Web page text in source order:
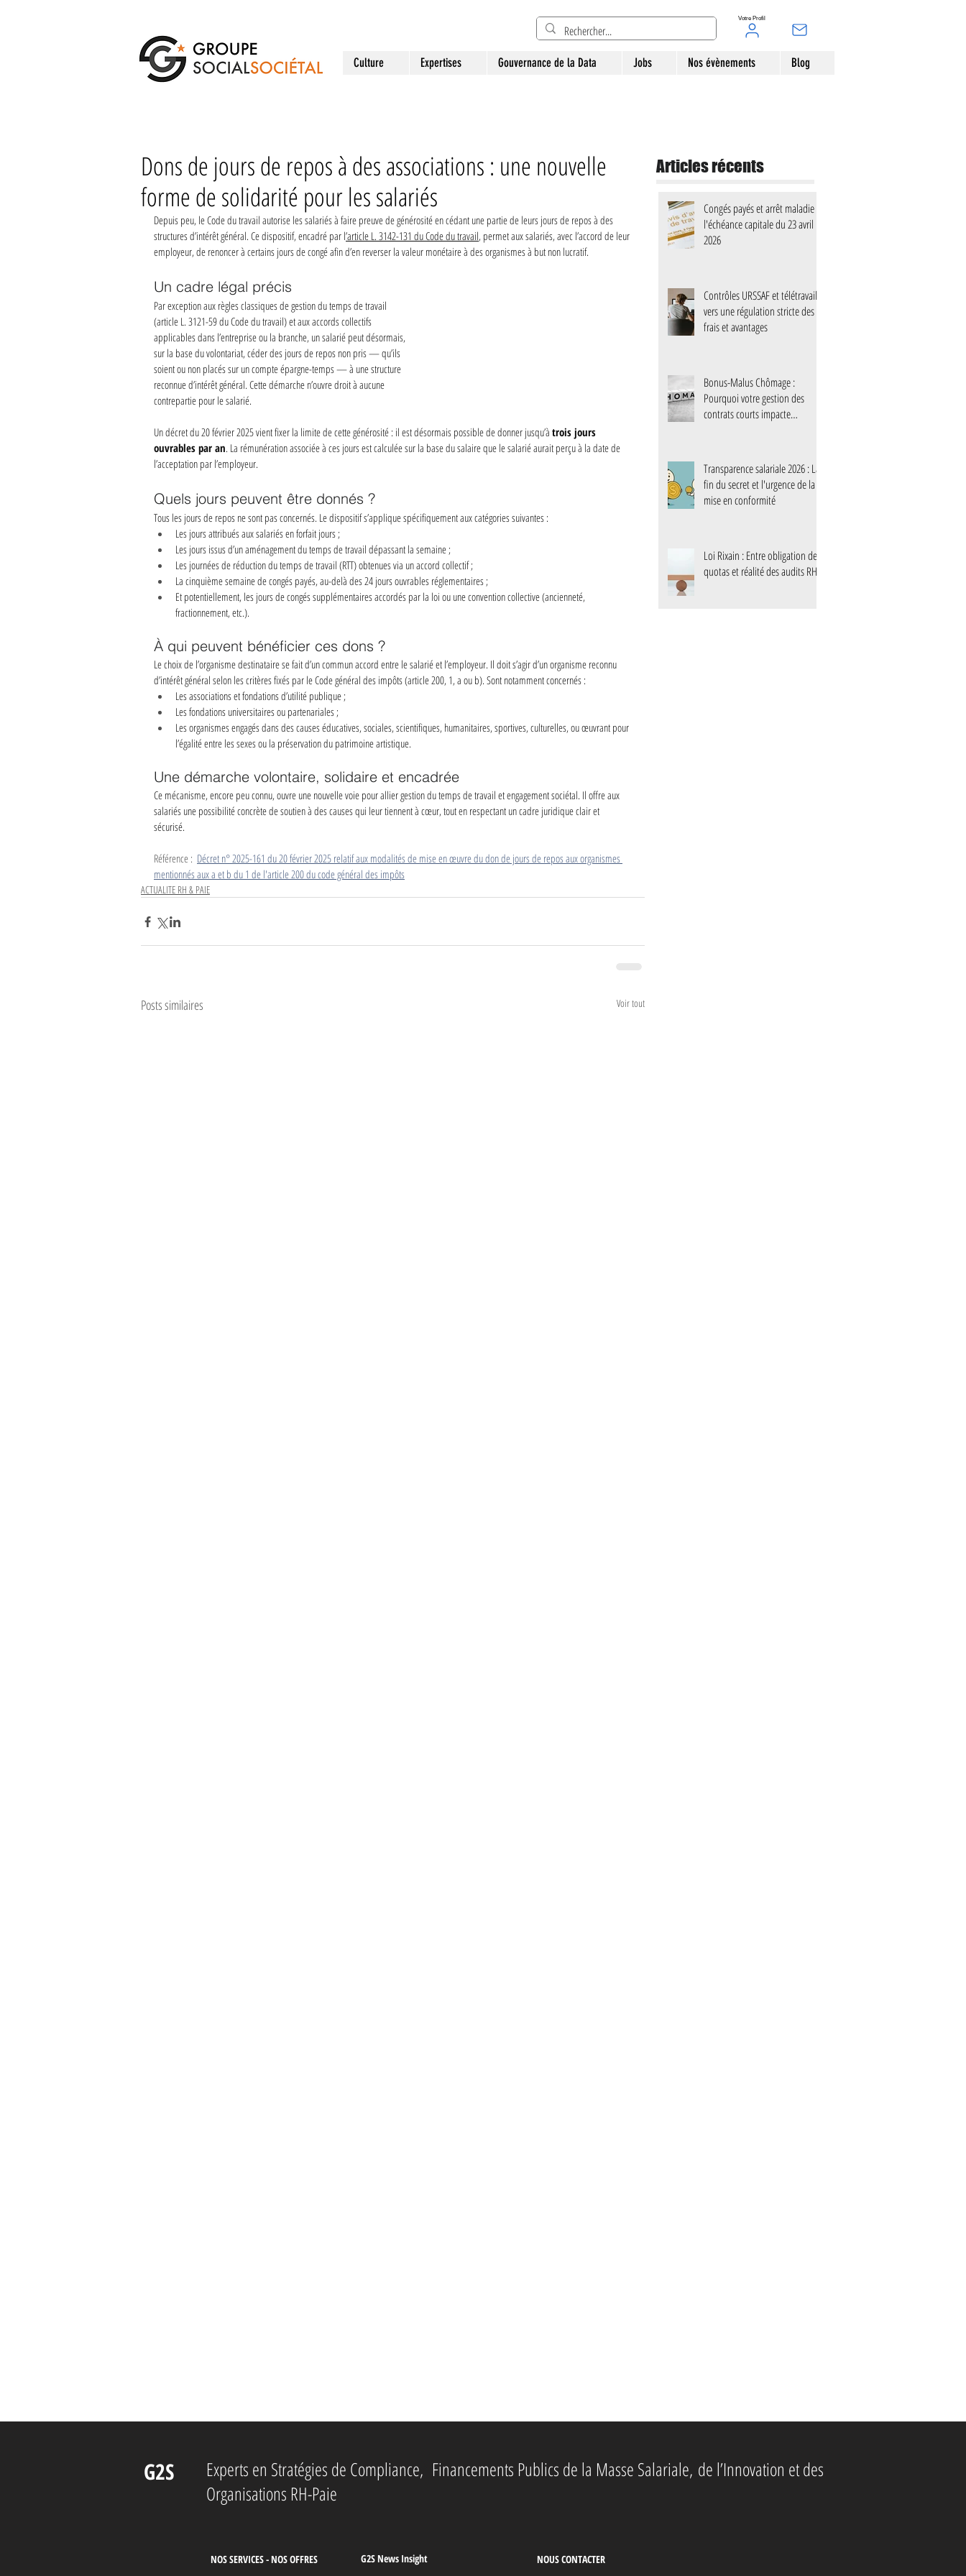
Culture Expertises Gouvernance de la Data Jobs Nos évènements Blog
Votre Profil
Dons de jours de repos à des associations : une nouvelle
forme de solidarité pour les salariés
Depuis peu, le Code du travail autorise les salariés à faire preuve de générosité en cédant une partie de leurs jours de repos à des
structures d’intérêt général. Ce dispositif, encadré par l’article L. 3142-131 du Code du travail, permet aux salariés, avec l’accord de leur
employeur, de renoncer à certains jours de congé afin d’en reverser la valeur monétaire à des organismes à but non lucratif.
Un cadre légal précis
Par exception aux règles classiques de gestion du temps de travail
(article L. 3121-59 du Code du travail) et aux accords collectifs
applicables dans l’entreprise ou la branche, un salarié peut désormais,
sur la base du volontariat, céder des jours de repos non pris — qu’ils
soient ou non placés sur un compte épargne-temps — à une structure
reconnue d’intérêt général. Cette démarche n’ouvre droit à aucune
contrepartie pour le salarié.
Un décret du 20 février 2025 vient fixer la limite de cette générosité : il est désormais possible de donner jusqu’à trois jours
ouvrables par an. La rémunération associée à ces jours est calculée sur la base du salaire que le salarié aurait perçu à la date de
l’acceptation par l’employeur.
Quels jours peuvent être donnés ?
Tous les jours de repos ne sont pas concernés. Le dispositif s’applique spécifiquement aux catégories suivantes :
Les jours attribués aux salariés en forfait jours ;
Les jours issus d’un aménagement du temps de travail dépassant la semaine ;
Les journées de réduction du temps de travail (RTT) obtenues via un accord collectif ;
La cinquième semaine de congés payés, au-delà des 24 jours ouvrables réglementaires ;
Et potentiellement, les jours de congés supplémentaires accordés par la loi ou une convention collective (ancienneté,
fractionnement, etc.).
À qui peuvent bénéficier ces dons ?
Le choix de l’organisme destinataire se fait d’un commun accord entre le salarié et l’employeur. Il doit s’agir d’un organisme reconnu
d’intérêt général selon les critères fixés par le Code général des impôts (article 200, 1, a ou b). Sont notamment concernés :
Les associations et fondations d’utilité publique ;
Les fondations universitaires ou partenariales ;
Les organismes engagés dans des causes éducatives, sociales, scientifiques, humanitaires, sportives, culturelles, ou œuvrant pour
l’égalité entre les sexes ou la préservation du patrimoine artistique.
Une démarche volontaire, solidaire et encadrée
Ce mécanisme, encore peu connu, ouvre une nouvelle voie pour allier gestion du temps de travail et engagement sociétal. Il offre aux
salariés une possibilité concrète de soutien à des causes qui leur tiennent à cœur, tout en respectant un cadre juridique clair et
sécurisé.
Référence : Décret n° 2025-161 du 20 février 2025 relatif aux modalités de mise en œuvre du don de jours de repos aux organismes
mentionnés aux a et b du 1 de l'article 200 du code général des impôts
ACTUALITE RH & PAIE
Posts similaires Voir tout
Articles récents
Congés payés et arrêt maladie :
l'échéance capitale du 23 avril
2026
Contrôles URSSAF et télétravail :
vers une régulation stricte des
frais et avantages
Bonus-Malus Chômage :
Pourquoi votre gestion des
contrats courts impacte
Transparence salariale 2026 : La
fin du secret et l'urgence de la
mise en conformité
Loi Rixain : Entre obligation de
quotas et réalité des audits RH
G2S Experts en Stratégies de Compliance, Financements Publics de la Masse Salariale, de l’Innovation et des
Organisations RH-Paie
NOS SERVICES - NOS OFFRES G2S News Insight NOUS CONTACTER